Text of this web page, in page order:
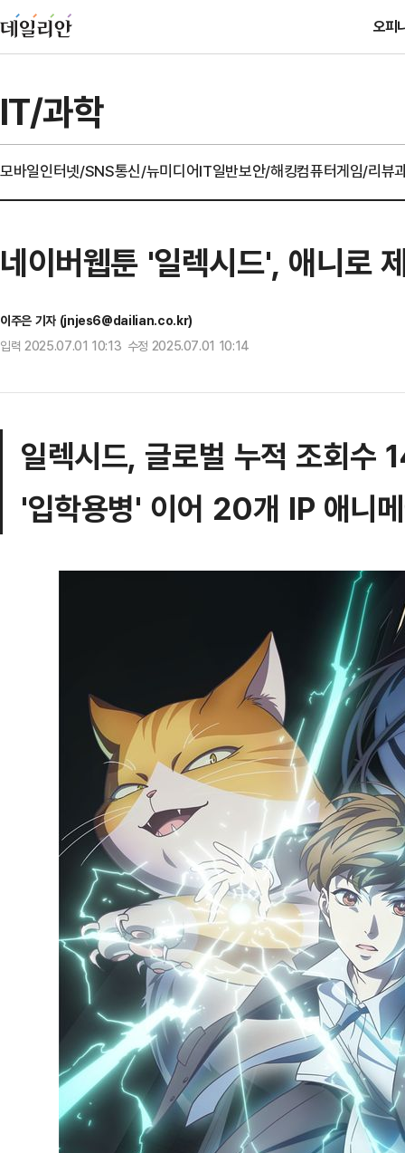
오피
IT/과학
모바일인터넷/SNS통신/뉴미디어IT일반보안/해킹컴퓨터게임/리뷰
네이버웹툰 '일렉시드', 애니로
이주은 기자 (jnjes6@dailian.co.kr)
입력 2025.07.01 10:13 수정 2025.07.01 10:14
일렉시드, 글로벌 누적 조회수
'입학용병' 이어 20개 IP 애니